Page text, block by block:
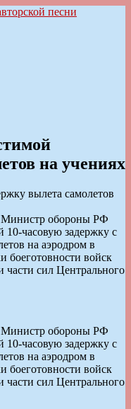
на учениях
обороны РФ
10-часовую задержку с
на аэродром в
боеготовности войск
сил Центрального
обороны РФ
10-часовую задержку с
на аэродром в
боеготовности войск
сил Центрального